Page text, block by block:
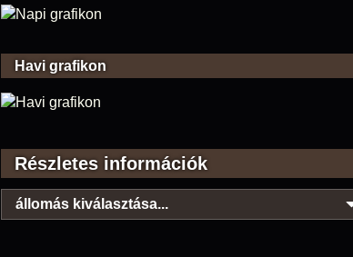
Havi grafikon
Részletes információk
állomás kiválasztása...